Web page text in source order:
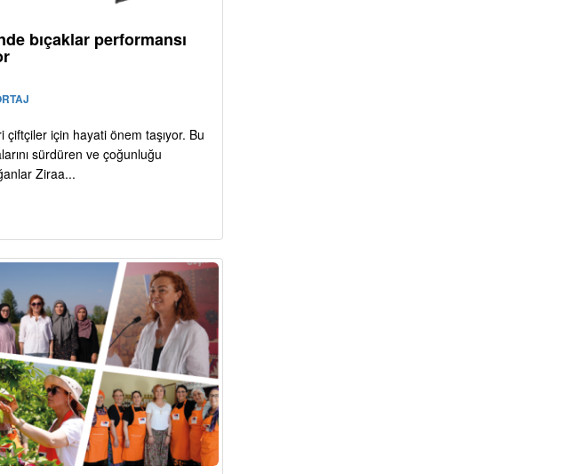
bıçaklar performansı
çiftçiler için hayati önem taşıyor. Bu
sürdüren ve çoğunluğu
Ziraa...